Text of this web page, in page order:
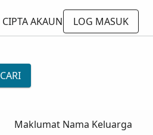
CIPTA AKAUN
LOG MASUK
CARI
Maklumat Nama Keluarga